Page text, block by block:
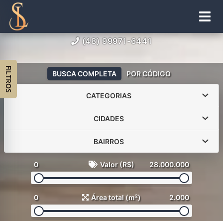
(48) 99971-6441
BUSCA COMPLETA POR CÓDIGO
CATEGORIAS
CIDADES
BAIRROS
0 Valor (R$) 28.000.000
0 Área total (m²) 2.000
FILTROS